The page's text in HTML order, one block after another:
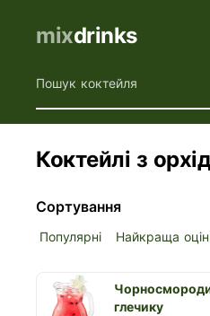
mixdrinks
Пошук коктейля
Коктейлі з
Сортування
Популярні Найкраща
Чорносмородиновий лимонад у
глечику